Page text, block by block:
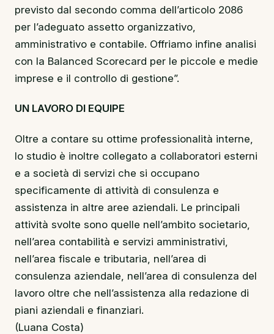
previsto dal secondo comma dell’articolo 2086
per l’adeguato assetto organizzativo,
amministrativo e contabile. Offriamo infine analisi
con la Balanced Scorecard per le piccole e medie
imprese e il controllo di gestione”.
UN LAVORO DI EQUIPE
Oltre a contare su ottime professionalità interne,
lo studio è inoltre collegato a collaboratori esterni
e a società di servizi che si occupano
specificamente di attività di consulenza e
assistenza in altre aree aziendali. Le principali
attività svolte sono quelle nell’ambito societario,
nell’area contabilità e servizi amministrativi,
nell’area fiscale e tributaria, nell’area di
consulenza aziendale, nell’area di consulenza del
lavoro oltre che nell’assistenza alla redazione di
piani aziendali e finanziari.
(Luana Costa)